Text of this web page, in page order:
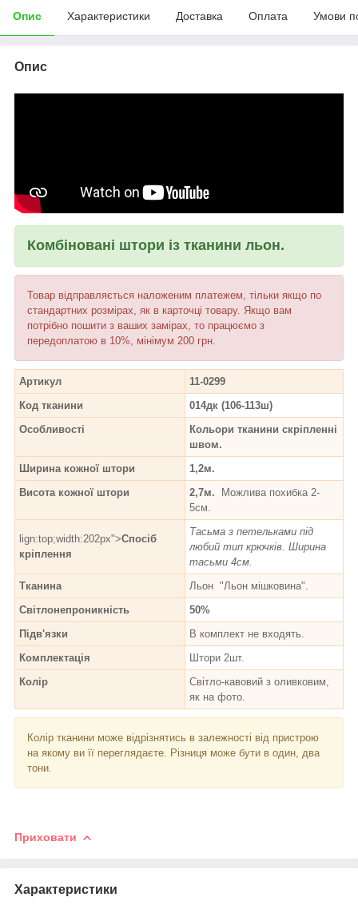
Опис Характеристики Доставка Оплата Умови
Опис
Комбіновані штори із тканини льон.
Товар відправляється наложеним платежем, тільки якщо по
стандартних розмірах, як в карточці товару. Якщо вам
потрібно пошити з ваших замірах, то працюємо з
передоплатою в 10%, мінімум 200 грн.
Артикул
11-0299
Код тканини
014дк (106-113ш)
Особливості
Кольори тканини скріпленні
швом.
Ширина кожної штори
1,2м.
Висота кожної штори
2,7м. Можлива похибка 2-
5см.
lign:top;width:202px">Спосіб
кріплення
Тасьма з петельками під
любий тип крючків. Ширина
тасьми 4см.
Тканина
Льон "Льон мішковина".
Світлонепроникність
50%
Підв'язки
В комплект не входять.
Комплектація
Штори 2шт.
Колір
Світло-кавовий з оливковим,
як на фото.
Колір тканини може відрізнятись в залежності від пристрою
на якому ви її переглядаєте. Різниця може бути в один, два
тони.
Приховати
Характеристики